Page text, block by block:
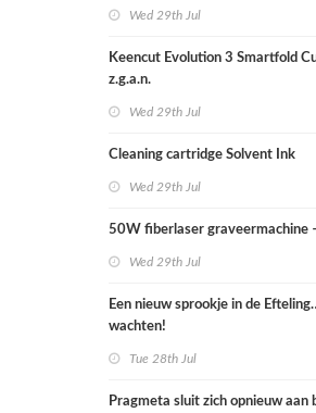
Wed 29th Jul
Keencut Evolution 3 Smartfold
z.g.a.n.
Wed 29th Jul
Cleaning cartridge Solvent Ink
Wed 29th Jul
50W fiberlaser graveermachine
Wed 29th Jul
Een nieuw sprookje in de
wachten!
Tue 28th Jul
Pragmeta sluit zich opnieuw aan